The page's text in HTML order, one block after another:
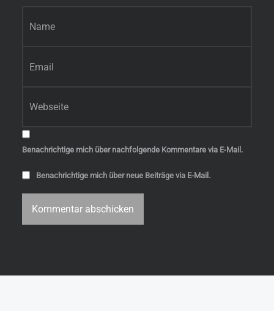
Benachrichtige mich über nachfolgende Kommentare via E-Mail.
Benachrichtige mich über neue Beiträge via E-Mail.